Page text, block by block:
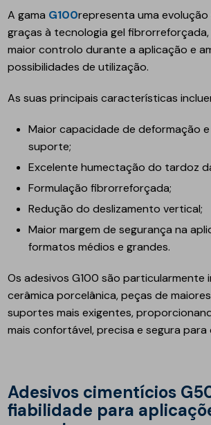
A gama G100representa uma
graças à tecnologia gel
maior controlo durante a aplicação e
possibilidades de utilização.
As suas principais características
Maior capacidade de deformação
suporte;
Excelente humectação do tardoz
Formulação fibrorreforçada;
Redução do deslizamento vertical;
Maior margem de segurança na
formatos médios e grandes.
Os adesivos G100 são particularmente
cerâmica porcelânica, peças de
suportes mais exigentes,
mais confortável, precisa e segura para
Adesivos cimentícios G50:
fiabilidade para